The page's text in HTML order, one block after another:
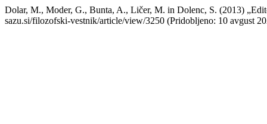
Dolar, M., Moder, G., Bunta, A., Ličer, M. in Dolenc, S. (2013)
sazu.si/filozofski-vestnik/article/view/3250 (Pridobljeno: 10 avgust